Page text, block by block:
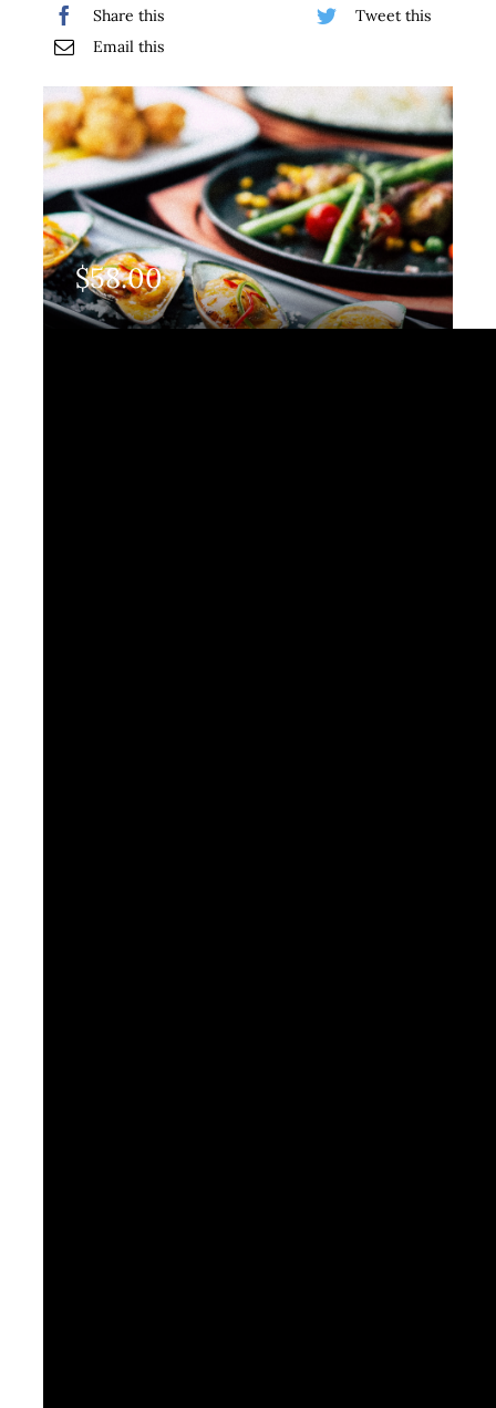
Share this
Tweet this
Email this
$58.00